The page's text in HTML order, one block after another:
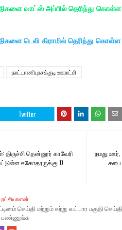
வாட்ஸ் அப்பில் தெரிந்து
டெலி கிராமில் தெரிந்து
நாட்டாணிபுரசக்குடி ஊராட்சி
Twitter
நமது ஊர்,
சபை
தென்னூர் காவேரி
சகோதரருக்கு 'O
செய்தி மற்றும் சுற்று வட்டார பகுதி
பண்ணுங்க